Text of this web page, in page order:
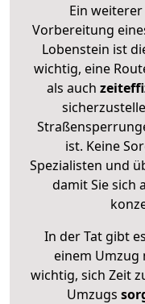
Ein
Vorbereitung
Lobenstein ist
wichtig, eine
als auch
ist. Keine
Spezialisten und
damit Sie sich
In der Tat gibt
einem Umzug
wichtig, sich Zeit
Umzugs